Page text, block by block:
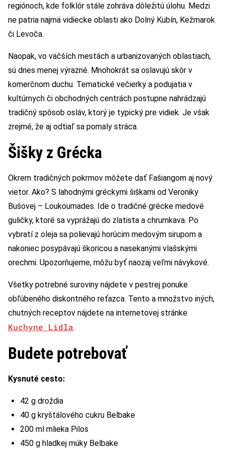
regiónoch, kde folklór stále zohráva dôležitú úlohu. Medzi
ne patria najmä vidiecke oblasti ako Dolný Kubín, Kežmarok
či Levoča.
Naopak, vo väčších mestách a urbanizovaných oblastiach,
sú dnes menej výrazné. Mnohokrát sa oslavujú skôr v
komerčnom duchu. Tematické večierky a podujatia v
kultúrnych či obchodných centrách postupne nahrádzajú
tradičný spôsob osláv, ktorý je typický pre vidiek. Je však
zrejmé, že aj odtiaľ sa pomaly stráca.
Šišky z Grécka
Okrem tradičných pokrmov môžete dať Fašiangom aj nový
vietor. Ako? S lahodnými gréckymi šiškami od Veroniky
Bušovej – Loukoumades. Ide o tradičné grécke medové
guličky, ktoré sa vyprážajú do zlatista a chrumkava. Po
vybratí z oleja sa polievajú horúcim medovým sirupom a
nakoniec posypávajú škoricou a nasekanými vlašskými
orechmi. Upozorňujeme, môžu byť naozaj veľmi návykové.
Všetky potrebné suroviny nájdete v pestrej ponuke
obľúbeného diskontného reťazca. Tento a množstvo iných,
chutných receptov nájdete na internetovej stránke
Kuchyne Lidla.
Budete potrebovať
Kysnuté cesto:
42 g droždia
40 g kryštálového cukru Belbake
200 ml mlieka Pilos
450 g hladkej múky Belbake